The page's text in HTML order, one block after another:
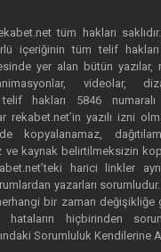
tüm hakları
içeriğinin tüm telif hakları
yer alan bütün yazılar,
videolar,
telif hakları 5846
rekabet.net’in yazılı izni
kopyalanamaz,
ve kaynak belirtilmeksizin
harici linkler
yazarları
bir zaman değişikliğe
hataların hiçbirinden
Sorumluluk Kendilerine